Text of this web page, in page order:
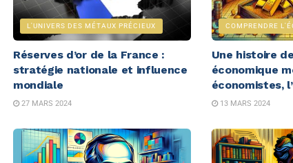
L'UNIVERS DES MÉTAUX PRÉCIEUX
Réserves d’or de la France :
stratégie nationale et influence
mondiale
27 MARS 2024
COMPRENDRE
Une histoire
économique
économistes,
13 MARS 2024